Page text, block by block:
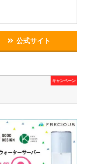
公式サイト
キャンペーン